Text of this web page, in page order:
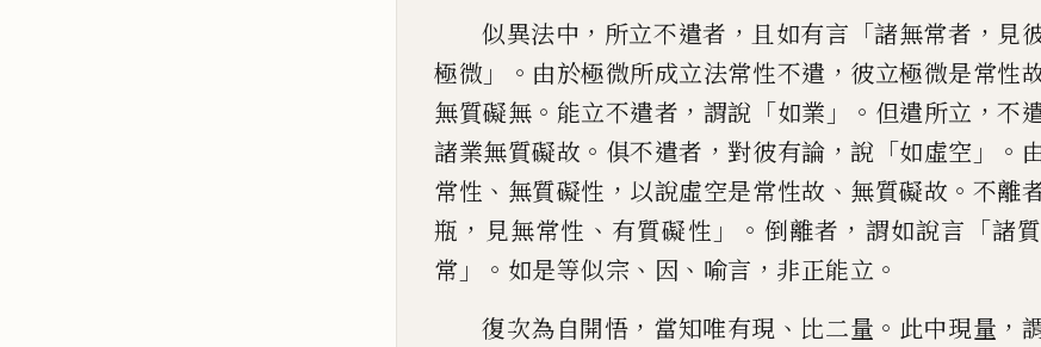
似異法中 ， 所立不遣者 ， 且如有言 「諸無常者 ， 見
極微 」。 由於極微所成立法常性不遣 ， 彼立極微是常性
無質礙無 。 能立不遣者 ， 謂說 「如業 」。 但遣所立 ，不
諸業無質礙故 。 俱不遣者 ，對彼有論 ，說 「如虛空 」。
常性 、 無質礙性 ， 以說虛空是常性故 、 無質礙故 。 不離
瓶 ， 見無常性 、 有質礙性 」。 倒離者 ， 謂如說言 「諸
常 」。 如是等似宗 、 因 、 喻言 ， 非正能立 。
復次為自開悟 ， 當知唯有現 、 比二量 。 此中現量 ，